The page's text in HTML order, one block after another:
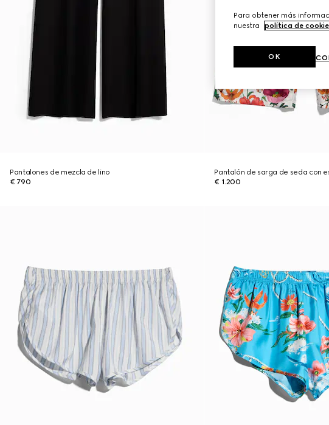
Pantalones de mezcla de lino
€ 790
Pantalón de sarga de seda con
€ 1.200
Para obtener más
nuestra
política de
OK